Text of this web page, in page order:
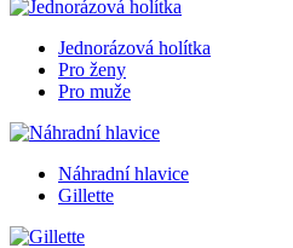
Jednorázová holítka
Pro ženy
Pro muže
Náhradní hlavice
Gillette